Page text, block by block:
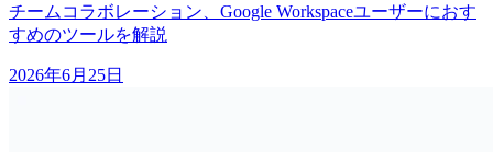
チームコラボレーション、Google Workspaceユーザーにおす
すめのツールを解説
2026年6月25日